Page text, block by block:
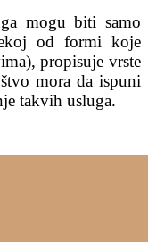
mogu biti samo
od formi koje
propisuje vrste
mora da ispuni
takvih usluga.